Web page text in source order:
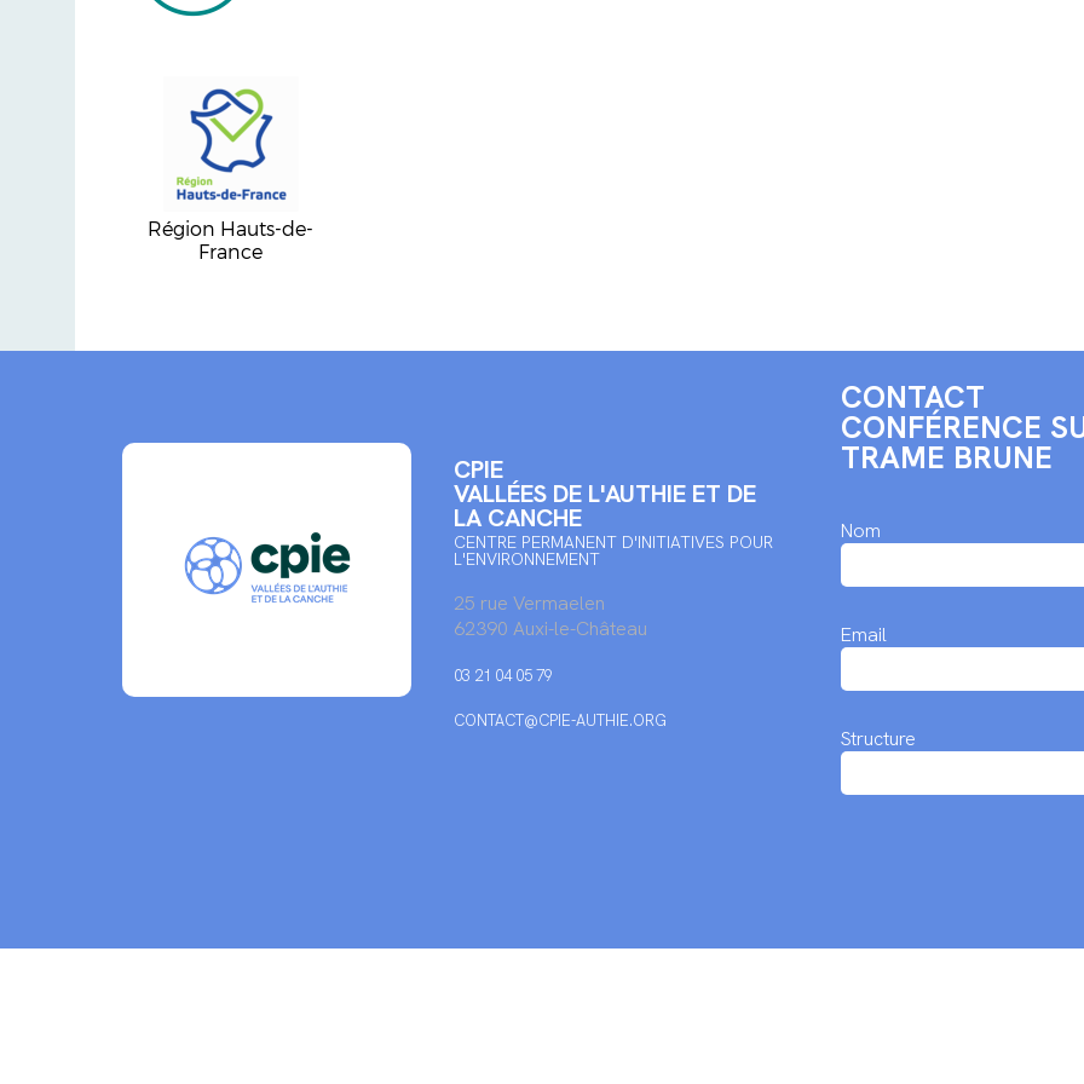
Région Hauts-de-
France
CPIE
VALLÉES DE L'AUTHIE ET DE
LA CANCHE
CENTRE PERMANENT D'INITIATIVES POUR
L'ENVIRONNEMENT
25 rue Vermaelen
62390 Auxi-le-Château
03 21 04 05 79
CONTACT@CPIE-AUTHIE.ORG
CONTACT
CONFÉRENCE
TRAME BRUNE
Nom
Email
Structure